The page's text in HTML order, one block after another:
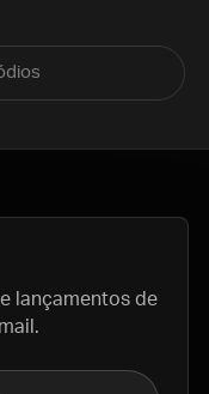
lançamentos de